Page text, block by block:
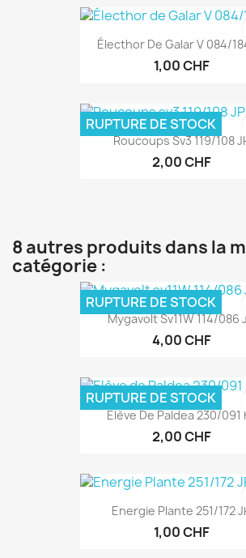
Électhor De Galar V 084/
1,00 CHF
Roucoups Sv3 119/108
2,00 CHF
RUPTURE DE STOCK
8 autres produits dans la
catégorie :
Mygavolt Sv11W 114/086
4,00 CHF
RUPTURE DE STOCK
Elève De Paldea 230/091
2,00 CHF
RUPTURE DE STOCK
Energie Plante 251/172
1,00 CHF